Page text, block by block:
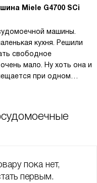
Miele G4700 SCi
машины.
кухня. Решили
свободное
мало. Ну хоть она и
при одном
Программ для мытья
пока нет,
первым.